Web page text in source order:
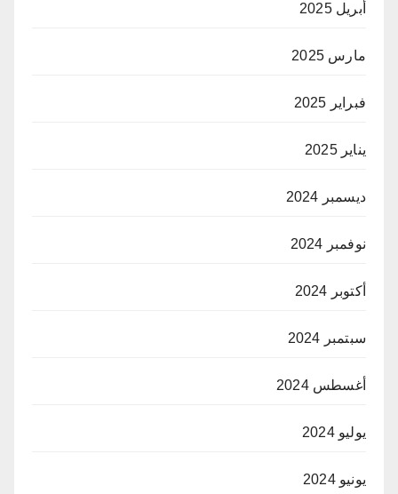
أبريل 2025
مارس 2025
فبراير 2025
يناير 2025
ديسمبر 2024
نوفمبر 2024
أكتوبر 2024
سبتمبر 2024
أغسطس 2024
يوليو 2024
يونيو 2024